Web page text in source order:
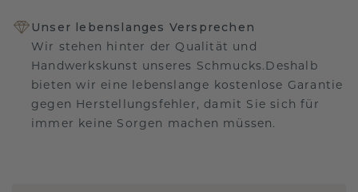
Unser lebenslanges Versprechen
Wir stehen hinter der Qualität und
Handwerkskunst unseres Schmucks.Deshalb
bieten wir eine lebenslange kostenlose Garantie
gegen Herstellungsfehler, damit Sie sich für
immer keine Sorgen machen müssen.